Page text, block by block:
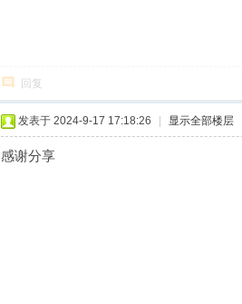
回复
发表于 2024-9-17 17:18:26 显示全部楼层
感谢分享